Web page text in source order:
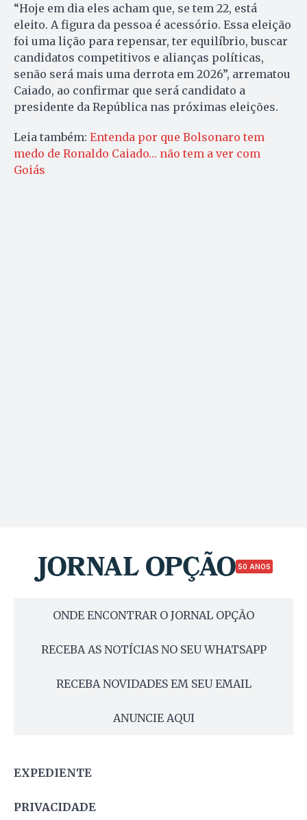
“Hoje em dia eles acham que, se tem 22, está
eleito. A figura da pessoa é acessório. Essa eleição
foi uma lição para repensar, ter equilíbrio, buscar
candidatos competitivos e alianças políticas,
senão será mais uma derrota em 2026”, arrematou
Caiado, ao confirmar que será candidato a
presidente da República nas próximas eleições.
Leia também: Entenda por que Bolsonaro tem
medo de Ronaldo Caiado… não tem a ver com
Goiás
50 ANOS
ONDE ENCONTRAR O JORNAL OPÇÃO
RECEBA AS NOTÍCIAS NO SEU WHATSAPP
RECEBA NOVIDADES EM SEU EMAIL
ANUNCIE AQUI
EXPEDIENTE
PRIVACIDADE